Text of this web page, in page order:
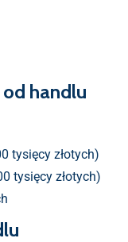
handlu
tysięcy złotych)
tysięcy złotych)